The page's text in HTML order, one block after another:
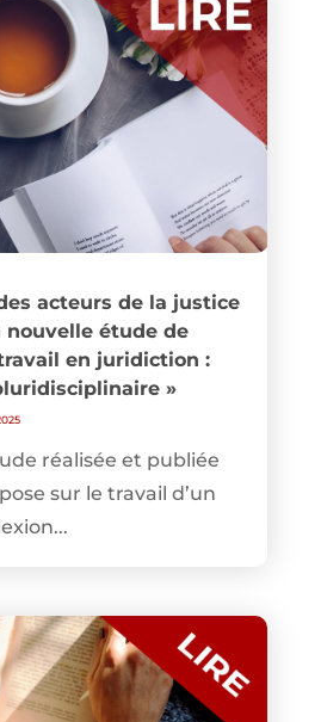
acteurs de la justice
étude de
travail en juridiction :
»
réalisée et publiée
sur le travail d’un